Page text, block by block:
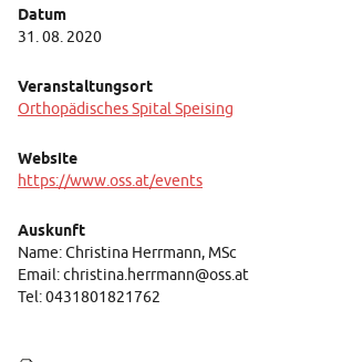
Datum
31. 08. 2020
Veranstaltungsort
Orthopädisches Spital Speising
Website
https://www.oss.at/events
Auskunft
Name: Christina Herrmann, MSc
Email: christina.herrmann@oss.at
Tel: 0431801821762